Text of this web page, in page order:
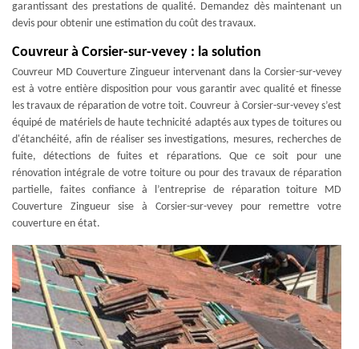
garantissant des prestations de qualité. Demandez dès maintenant un
devis pour obtenir une estimation du coût des travaux.
Couvreur à Corsier-sur-vevey : la solution
Couvreur MD Couverture Zingueur intervenant dans la Corsier-sur-vevey
est à votre entière disposition pour vous garantir avec qualité et finesse
les travaux de réparation de votre toit. Couvreur à Corsier-sur-vevey s’est
équipé de matériels de haute technicité adaptés aux types de toitures ou
d'étanchéité, afin de réaliser ses investigations, mesures, recherches de
fuite, détections de fuites et réparations. Que ce soit pour une
rénovation intégrale de votre toiture ou pour des travaux de réparation
partielle, faites confiance à l’entreprise de réparation toiture MD
Couverture Zingueur sise à Corsier-sur-vevey pour remettre votre
couverture en état.